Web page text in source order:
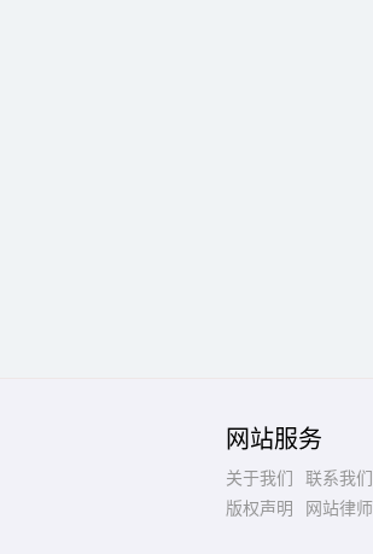
网站服务
关于我们 联系我们
版权声明
网站律师